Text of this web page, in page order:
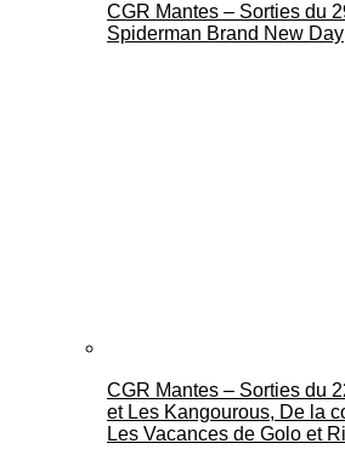
CGR Mantes – Sorties du
Spiderman Brand New Day
CGR Mantes – Sorties du
et Les Kangourous, De la
Les Vacances de Golo et